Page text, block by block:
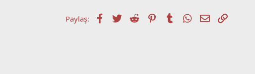
i
Paylaş: Facebook
TwitterReddit PinterestTumblrWhatsApp
E-postaLink